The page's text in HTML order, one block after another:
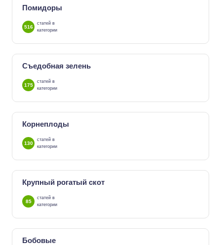
Помидоры
516
статей в
категории
Съедобная зелень
175
статей в
категории
Корнеплоды
130
статей в
категории
Крупный рогатый скот
85
статей в
категории
Бобовые